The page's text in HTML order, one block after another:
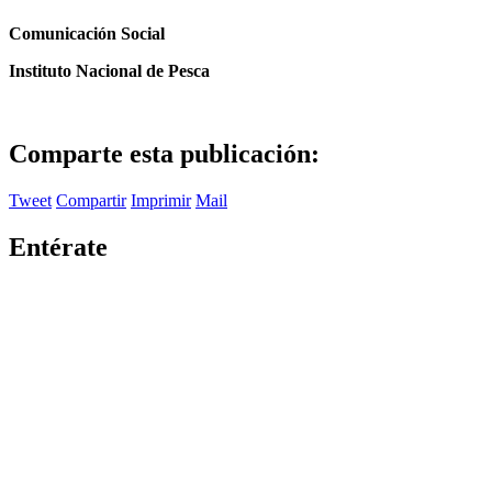
Comunicación Social
Instituto Nacional de Pesca
Comparte esta publicación:
Tweet Compartir Imprimir Mail
Entérate